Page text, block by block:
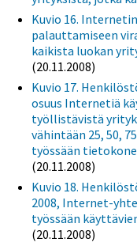
Kuvio 16.
palauttamiseen
kaikista luokan
(20.11.2008)
Kuvio 17.
osuus Internetiä
työllistävistä
vähintään 25, 50,
työssään
(20.11.2008)
Kuvio 18.
2008, Internet-
työssään
(20.11.2008)